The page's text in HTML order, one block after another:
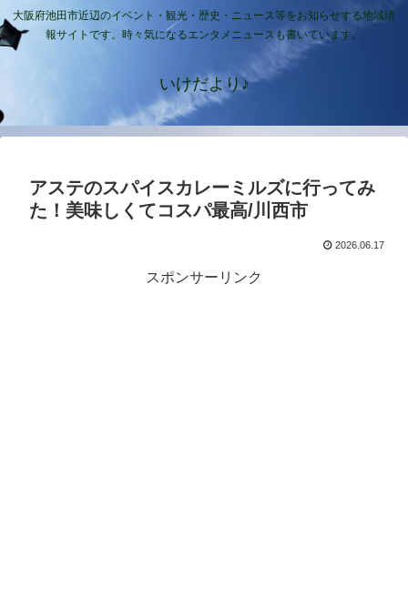
大阪府池田市近辺のイベント・観光・歴史・ニュース等をお知らせする地域情
報サイトです。時々気になるエンタメニュースも書いています。
いけだより♪
アステのスパイスカレーミルズに行ってみ
た！美味しくてコスパ最高/川西市
2026.06.17
スポンサーリンク